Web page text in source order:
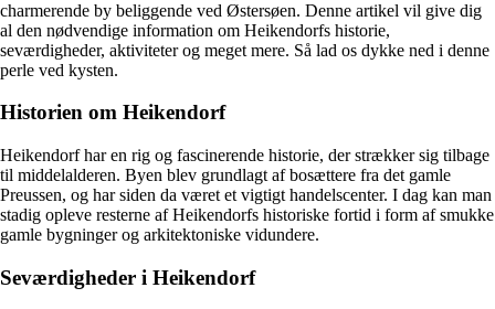
charmerende by beliggende ved Østersøen. Denne artikel vil give dig
al den nødvendige information om Heikendorfs historie,
seværdigheder, aktiviteter og meget mere. Så lad os dykke ned i denne
perle ved kysten.
Historien om Heikendorf
Heikendorf har en rig og fascinerende historie, der strækker sig tilbage
til middelalderen. Byen blev grundlagt af bosættere fra det gamle
Preussen, og har siden da været et vigtigt handelscenter. I dag kan man
stadig opleve resterne af Heikendorfs historiske fortid i form af smukke
gamle bygninger og arkitektoniske vidundere.
Seværdigheder i Heikendorf